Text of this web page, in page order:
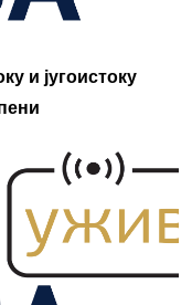
и југоистоку